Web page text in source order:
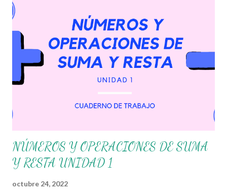
razonamiento lógico pueden ser solucionados estos problemas.
Esperando que este material sea de gran utilidad para fortalecer
los procesos de enseñanza y aprendizaje para que los alumnos
alcacen los niveles de logro educativo. Gracias por seguir a
nuestro blog educativo, también agradecemos a los creadores
de los diferentes materiales que hacen que todo esto sea
posible, recordándoles que nosotros solo los compartimos con
NÚMEROS Y OPERACIONES DE SUMA
Y RESTA UNIDAD 1
octubre 24, 2022